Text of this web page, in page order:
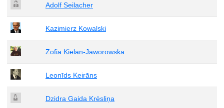
Adolf Seilacher
Kazimierz Kowalski
Zofia Kielan-Jaworowska
Leonīds Keirāns
Dzidra Gaida Krēsliņa